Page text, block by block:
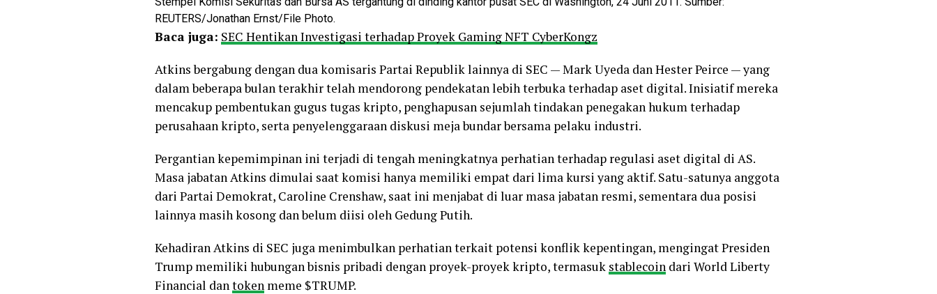
REUTERS/Jonathan Ernst/File Photo.
Baca juga: SEC Hentikan Investigasi terhadap Proyek Gaming NFT CyberKongz
Atkins bergabung dengan dua komisaris Partai Republik lainnya di SEC — Mark Uyeda dan Hester Peirce — yang
dalam beberapa bulan terakhir telah mendorong pendekatan lebih terbuka terhadap aset digital. Inisiatif mereka
mencakup pembentukan gugus tugas kripto, penghapusan sejumlah tindakan penegakan hukum terhadap
perusahaan kripto, serta penyelenggaraan diskusi meja bundar bersama pelaku industri.
Pergantian kepemimpinan ini terjadi di tengah meningkatnya perhatian terhadap regulasi aset digital di AS.
Masa jabatan Atkins dimulai saat komisi hanya memiliki empat dari lima kursi yang aktif. Satu-satunya anggota
dari Partai Demokrat, Caroline Crenshaw, saat ini menjabat di luar masa jabatan resmi, sementara dua posisi
lainnya masih kosong dan belum diisi oleh Gedung Putih.
Kehadiran Atkins di SEC juga menimbulkan perhatian terkait potensi konflik kepentingan, mengingat Presiden
Trump memiliki hubungan bisnis pribadi dengan proyek-proyek kripto, termasuk stablecoin dari World Liberty
Financial dan token meme $TRUMP.